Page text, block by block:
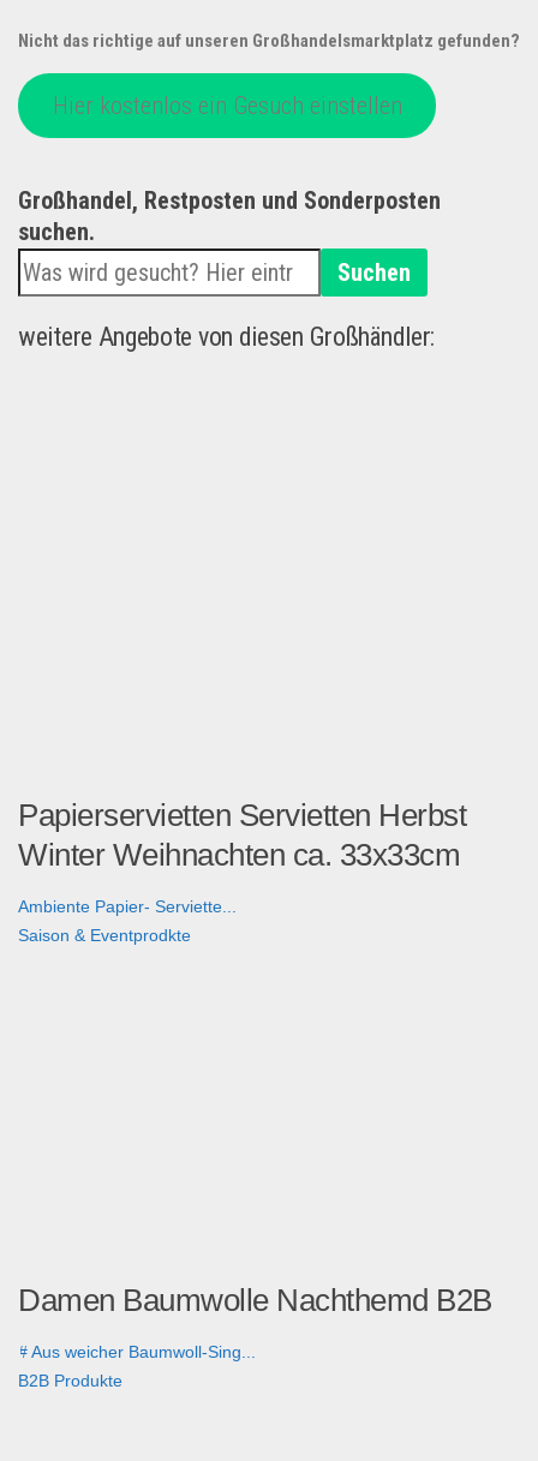
Nicht das richtige auf unseren Großhandelsmarktplatz gefunden?
Hier kostenlos ein Gesuch einstellen
Großhandel, Restposten und Sonderposten
suchen.
Suchen
weitere Angebote von diesen Großhändler:
Papierservietten Servietten Herbst
Winter Weihnachten ca. 33x33cm
Ambiente Papier- Serviette...
Saison & Eventprodkte
Damen Baumwolle Nachthemd B2B
# Aus weicher Baumwoll-Sing...
B2B Produkte